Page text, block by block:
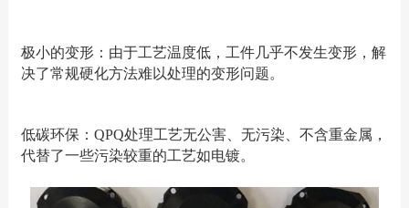
极小的变形：由于工艺温度低，工件几乎不发生变形，解
决了常规硬化方法难以处理的变形问题。
低碳环保：QPQ处理工艺无公害、无污染、不含重金属，
代替了一些污染较重的工艺如电镀。